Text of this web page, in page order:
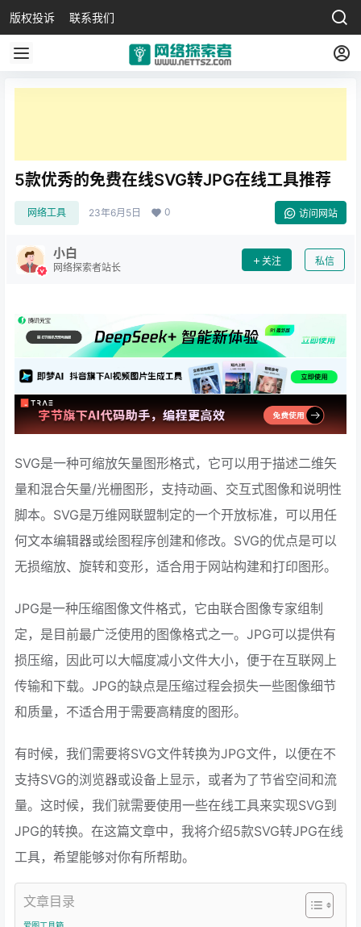
版权投诉 联系我们
5款优秀的免费在线SVG转JPG在线工具推荐
网络工具 23年6月5日 0 访问网站
小白
网络探索者站长
关注 私信
SVG是一种可缩放矢量图形格式，它可以用于描述二维矢
量和混合矢量/光栅图形，支持动画、交互式图像和说明性
脚本。SVG是万维网联盟制定的一个开放标准，可以用任
何文本编辑器或绘图程序创建和修改。SVG的优点是可以
无损缩放、旋转和变形，适合用于网站构建和打印图形。
JPG是一种压缩图像文件格式，它由联合图像专家组制
定，是目前最广泛使用的图像格式之一。JPG可以提供有
损压缩，因此可以大幅度减小文件大小，便于在互联网上
传输和下载。JPG的缺点是压缩过程会损失一些图像细节
和质量，不适合用于需要高精度的图形。
有时候，我们需要将SVG文件转换为JPG文件，以便在不
支持SVG的浏览器或设备上显示，或者为了节省空间和流
量。这时候，我们就需要使用一些在线工具来实现SVG到
JPG的转换。在这篇文章中，我将介绍5款SVG转JPG在线
工具，希望能够对你有所帮助。
文章目录